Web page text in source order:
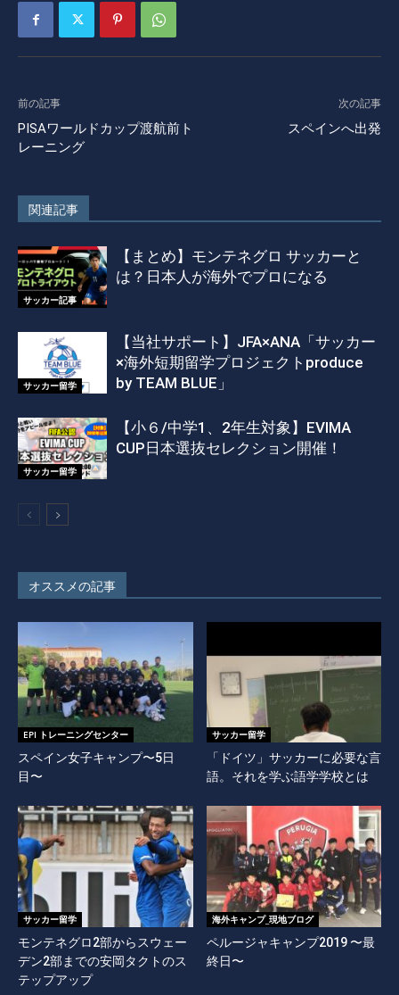
前の記事
PISAワールドカップ渡航前ト
レーニング
次の記事
スペインへ出発
関連記事
サッカー記事
【まとめ】モンテネグロ サッカーと
は？日本人が海外でプロになる
サッカー留学
【当社サポート】JFA×ANA「サッカー
×海外短期留学プロジェクトproduce
by TEAM BLUE」
サッカー留学
【小６/中学1、2年生対象】EVIMA
CUP日本選抜セレクション開催！
オススメの記事
EPI トレーニングセンター
スペイン女子キャンプ〜5日
目〜
サッカー留学
「ドイツ」サッカーに必要な言
語。それを学ぶ語学学校とは
サッカー留学
モンテネグロ2部からスウェー
デン2部までの安岡タクトのス
テップアップ
海外キャンプ_現地ブログ
ペルージャキャンプ2019 〜最
終日〜